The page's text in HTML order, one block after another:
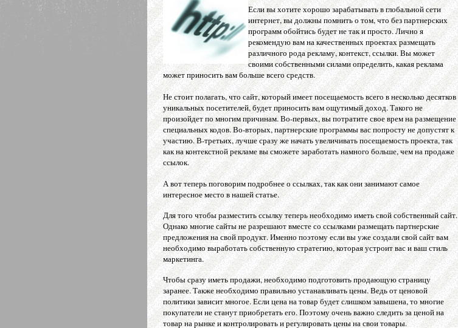
Если вы хотите хорошо зарабатывать в глобальной сети
интернет, вы должны помнить о том, что без партнерских
программ обойтись будет не так и просто. Лично я
рекомендую вам на качественных проектах размещать
различного рода рекламу, контекст, ссылки. Вы может
своими собственными силами определить, какая реклама
может приносить вам больше всего средств.
Не стоит полагать, что сайт, который имеет посещаемость всего в несколько десятков
уникальных посетителей, будет приносить вам ощутимый доход. Такого не
произойдет по многим причинам. Во-первых, вы потратите свое врем на размещение
специальных кодов. Во-вторых, партнерские программы вас попросту не допустят к
участию. В-третьих, лучше сразу же начать увеличивать посещаемость проекта, так
как на контекстной рекламе вы сможете заработать намного больше, чем на продаже
ссылок.
А вот теперь поговорим подробнее о ссылках, так как они занимают самое
интересное место в нашей статье.
Для того чтобы разместить ссылку теперь необходимо иметь свой собственный сайт.
Однако многие сайты не разрешают вместе со ссылками размещать партнерские
предложения на свой продукт. Именно поэтому если вы уже создали свой сайт вам
необходимо выработать собственную стратегию, которая устроит вас и ваш стиль
маркетинга.
Чтобы сразу иметь продажи, необходимо подготовить продающую страницу
заранее. Также необходимо правильно устанавливать цены. Ведь от ценовой
политики зависит многое. Если цена на товар будет слишком завышена, то многие
покупатели не станут приобретать его. Поэтому очень важно следить за ценой на
товар на рынке и контролировать и регулировать цены на свои товары.